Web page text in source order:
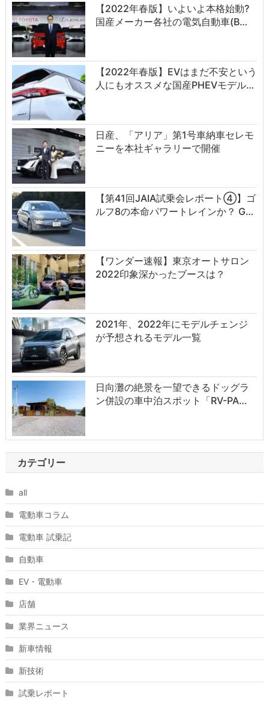
【2022年春版】いよいよ本格始動?
国産メーカー各社の電気自動車(B…
【2022年春版】EVはまだ不安という
人にもオススメな国産PHEVモデル…
日産、「アリア」第1号車納車セレモ
ニーを本社ギャラリーで開催
【第41回JAIA試乗会レポート④】ゴ
ルフ8の本命パワートレインか？ G…
【ワンダー速報】東京オートサロン
2022印象深かったブースは？
2021年、2022年にモデルチェンジ
が予想されるモデル一覧
日向灘の絶景を一望できるドッグラ
ン併設の車中泊スポット「RV-PA…
カテゴリー
all
電動車コラム
電動車 試乗記
自動車
EV・電動車
店舗
業界ニュース
新車情報
新技術
試乗レポート